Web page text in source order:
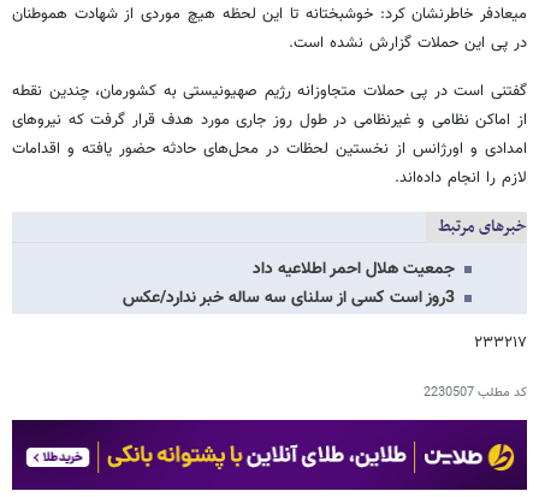
میعادفر خاطرنشان کرد: خوشبختانه تا این لحظه هیچ موردی از شهادت هموطنان
در پی این حملات گزارش نشده است.
گفتنی است در پی حملات متجاوزانه رژیم صهیونیستی به کشورمان، چندین نقطه
از اماکن نظامی و غیرنظامی در طول روز جاری مورد هدف قرار گرفت که نیروهای
امدادی و اورژانس از نخستین لحظات در محل‌های حادثه حضور یافته و اقدامات
لازم را انجام داده‌اند.
خبرهای مرتبط
جمعیت هلال احمر اطلاعیه داد
3روز است کسی از سلنای سه ساله خبر ندارد/عکس
۲۳۳۲۱۷
کد مطلب2230507